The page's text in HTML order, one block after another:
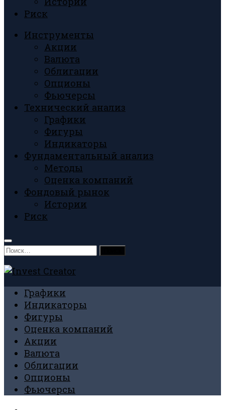
Риск
Инструменты
Акции
Валюта
Облигации
Опционы
Фьючерсы
Технический анализ
Графики
Фигуры
Индикаторы
Фундаментальный анализ
Методы
Оценка компаний
Фондовый рынок
Истории
Риск
Найти:
Графики
Индикаторы
Фигуры
Оценка компаний
Акции
Валюта
Облигации
Опционы
Фьючерсы